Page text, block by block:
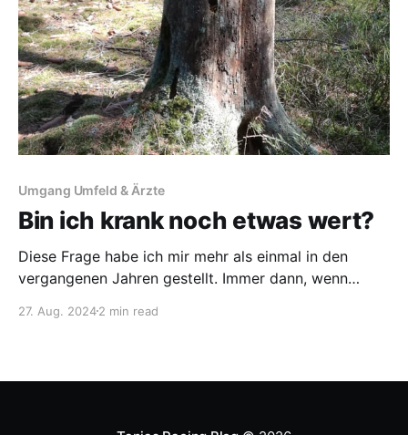
Umgang Umfeld & Ärzte
Bin ich krank noch etwas wert?
Diese Frage habe ich mir mehr als einmal in den
vergangenen Jahren gestellt. Immer dann, wenn
ich pacend auf dem Sofa sitze. Wenn „Freunde“ sich
ich nicht mehr „gesund spiele“
27. Aug. 20242 min read